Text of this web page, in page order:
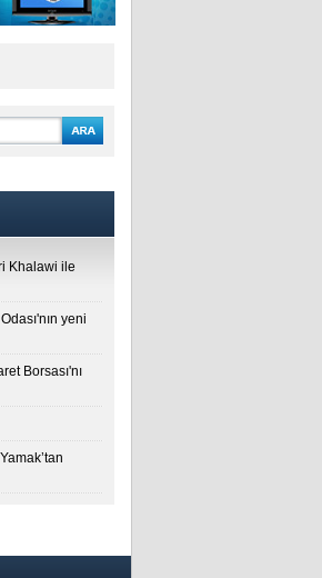
Khalawi ile
yeni
Borsası'nı